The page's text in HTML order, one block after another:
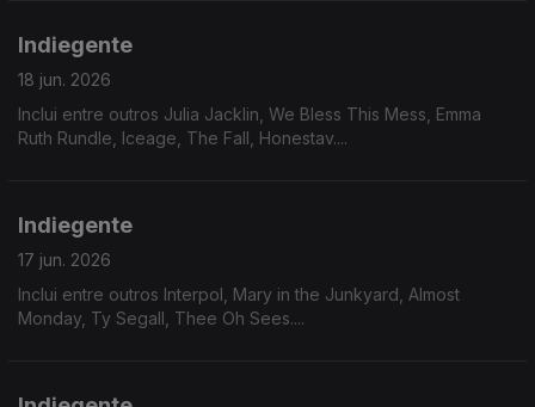
Indiegente
18 jun. 2026
Inclui entre outros Julia Jacklin, We Bless This Mess, Emma
Ruth Rundle, Iceage, The Fall, Honestav....
Indiegente
17 jun. 2026
Inclui entre outros Interpol, Mary in the Junkyard, Almost
Monday, Ty Segall, Thee Oh Sees....